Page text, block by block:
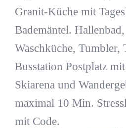
Granit-Küche mit
Bademäntel.
Waschküche, Tumbler,
Busstation Postplatz
Skiarena und
maximal 10 Min.
mit Code.